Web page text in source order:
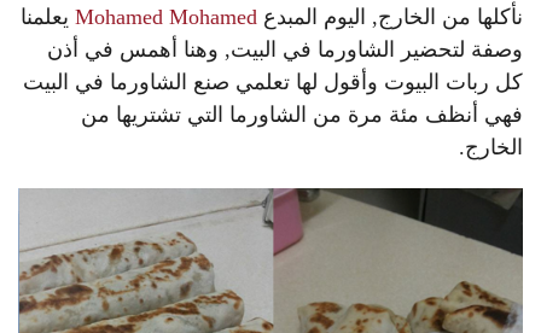
نأكلها من الخارج, اليوم المبدع Mohamed Mohamed يعلمنا
وصفة لتحضير الشاورما في البيت, وهنا أهمس في أذن
كل ربات البيوت وأقول لها تعلمي صنع الشاورما في البيت
فهي أنظف مئة مرة من الشاورما التي تشتريها من
الخارج.